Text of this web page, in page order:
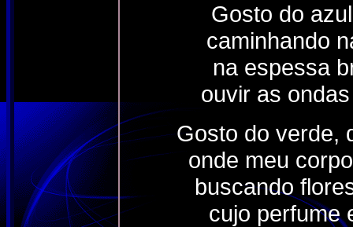
Gosto do
caminhando
na espessa
ouvir as
Gosto do verde,
onde meu
buscando
cujo perfume